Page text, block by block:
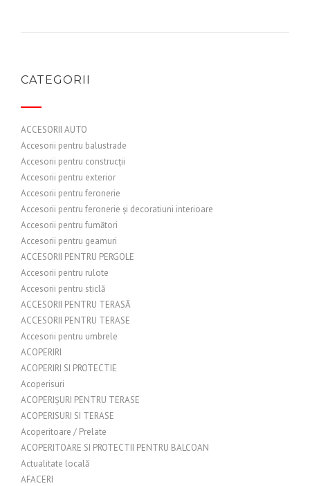
CATEGORII
ACCESORII AUTO
Accesorii pentru balustrade
Accesorii pentru construcții
Accesorii pentru exterior
Accesorii pentru feronerie
Accesorii pentru feronerie și decoratiuni interioare
Accesorii pentru fumători
Accesorii pentru geamuri
ACCESORII PENTRU PERGOLE
Accesorii pentru rulote
Accesorii pentru sticlă
ACCESORII PENTRU TERASĂ
ACCESORII PENTRU TERASE
Accesorii pentru umbrele
ACOPERIRI
ACOPERIRI SI PROTECTIE
Acoperisuri
ACOPERIȘURI PENTRU TERASE
ACOPERISURI SI TERASE
Acoperitoare / Prelate
ACOPERITOARE SI PROTECTII PENTRU BALCOAN
Actualitate locală
AFACERI